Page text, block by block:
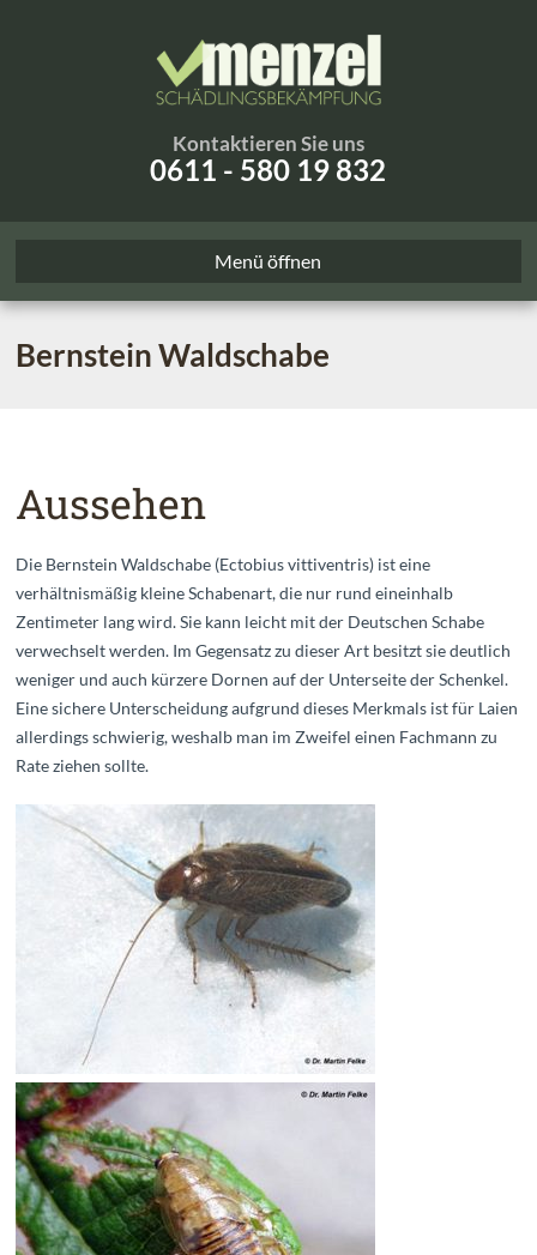
Kontaktieren Sie uns
0611 - 580 19 832
Menü öffnen
Bernstein Waldschabe
Aussehen
Die Bernstein Waldschabe (Ectobius vittiventris) ist eine
verhältnismäßig kleine Schabenart, die nur rund eineinhalb
Zentimeter lang wird. Sie kann leicht mit der Deutschen Schabe
verwechselt werden. Im Gegensatz zu dieser Art besitzt sie deutlich
weniger und auch kürzere Dornen auf der Unterseite der Schenkel.
Eine sichere Unterscheidung aufgrund dieses Merkmals ist für Laien
allerdings schwierig, weshalb man im Zweifel einen Fachmann zu
Rate ziehen sollte.